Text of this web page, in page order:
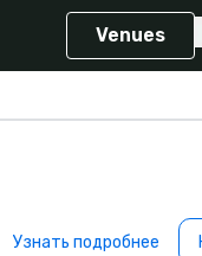
Venues
Узнать подробнее